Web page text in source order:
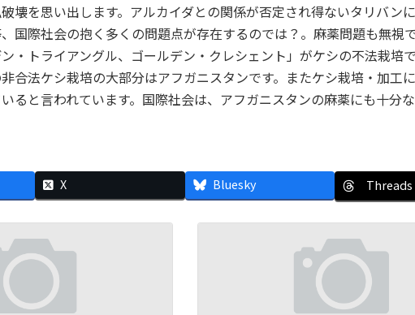
壊を思い出します。アルカイダとの関係が否定され得ないタリバン
国際社会の抱く多くの問題点が存在するのでは？。麻薬問題も無視で
・トライアングル、ゴールデン・クレシェント」がケシの不法栽培
合法ケシ栽培の大部分はアフガニスタンです。またケシ栽培・加工
ると言われています。国際社会は、アフガニスタンの麻薬にも十分
X Bluesky Threads